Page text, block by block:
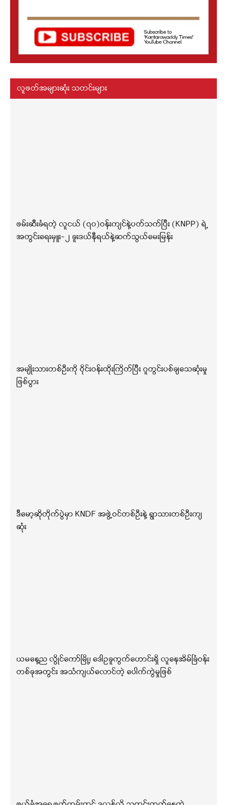
လူဖတ်အများဆုံး သတင်းများ
ဖမ်းဆီးခံရတဲ့ လူငယ် (၇၀)ဝန်းကျင်နဲ့ပတ်သက်ပြီး (KNPP) ရဲ့
အတွင်းရေးမှူး-၂ ခူးဒယ်နီရယ်နဲ့ဆက်သွယ်မေးမြန်း
အမျိုးသားတစ်ဦးကို ဝိုင်းဝန်းထိုးကြိတ်ပြီး ဂူတွင်းပစ်ချသေဆုံးမှု
ဖြစ်ပွား
ဒီမော့ဆိုတိုက်ပွဲမှာ KNDF အဖွဲ့ဝင်တစ်ဦးနဲ့ ရွာသားတစ်ဦးကျ
ဆုံး
ယမနေ့ည လွိုင်ကော်မြို့၊ ဒေါဥခူကွက်ဟောင်းရှိ လူနေအိမ်ခြံဝန်း
တစ်ခုအတွင်း အသံကျယ်လောင်တဲ့ ပေါက်ကွဲမှုဖြစ်